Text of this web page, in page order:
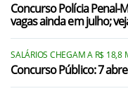
Concurso Polícia Penal-
vagas ainda em julho;
SALÁRIOS CHEGAM A R$ 18,8
Concurso Público: 7